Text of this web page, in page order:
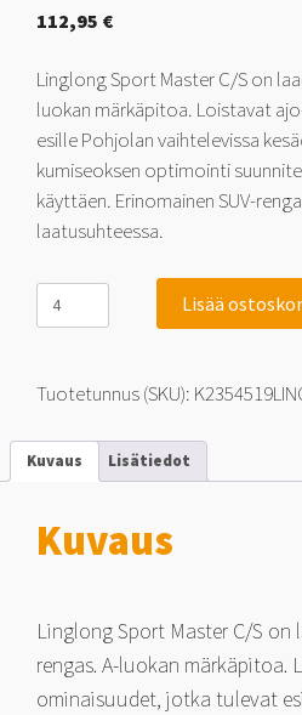
112,95 €
Linglong Sport Master C/S on
luokan märkäpitoa. Loistavat
esille Pohjolan vaihtelevissa
kumiseoksen optimointi
käyttäen. Erinomainen SUV-
laatusuhteessa.
Linglong
Grip
Master
235/45-
V
Lisää
Tuotetunnus (SKU):
Kuvaus Lisätiedot
Kuvaus
Linglong Sport Master C/S on
rengas. A-luokan märkäpitoa.
ominaisuudet, jotka tulevat